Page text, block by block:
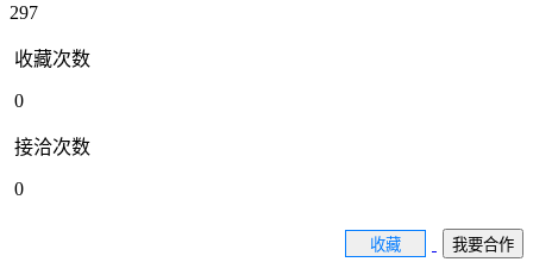
297
收藏次数
0
接洽次数
0
收藏 我要合作